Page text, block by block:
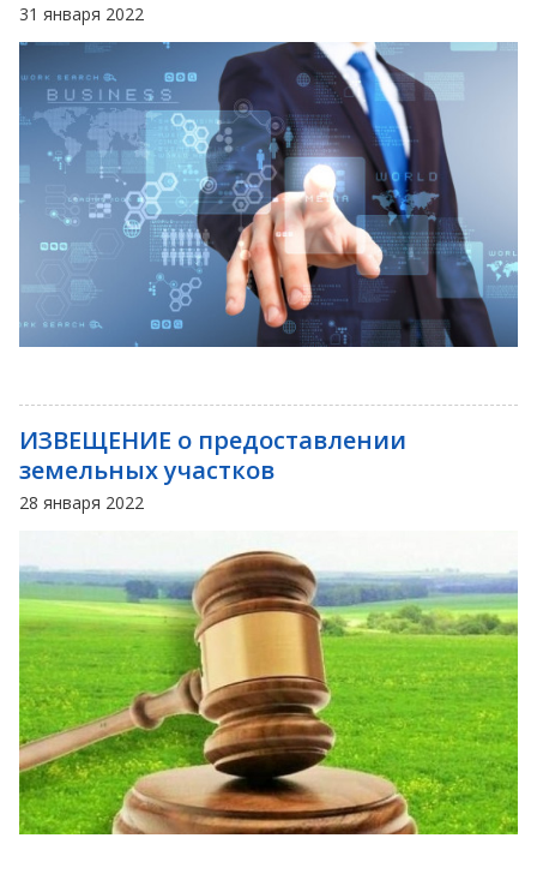
31 января 2022
ИЗВЕЩЕНИЕ о предоставлении
земельных участков
28 января 2022